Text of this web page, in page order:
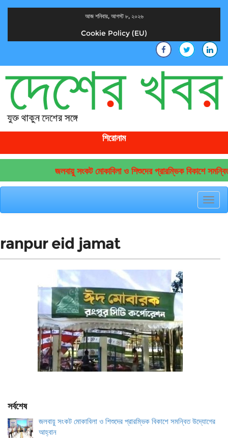
আজ শনিবার, আগস্ট ৮, ২০২৬
Cookie Policy (EU)
শিরোনাম
জলবায়ু সংকট মোকাবিলা ও শিশুদের প্রারম্ভিক বিকাশে
ranpur eid jamat
সর্বশেষ
জলবায়ু সংকট মোকাবিলা ও শিশুদের প্রারম্ভিক বিকাশে সমন্বিত উদ্যোগের
আহ্বান